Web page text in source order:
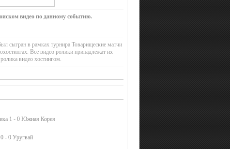
видео по данному событию.
сыгран в рамках турнира Товарищеские матчи
Все видео ролики принадлежат их
видео хостингом.
1 - 0 Южная Корея
- 0 Уругвай